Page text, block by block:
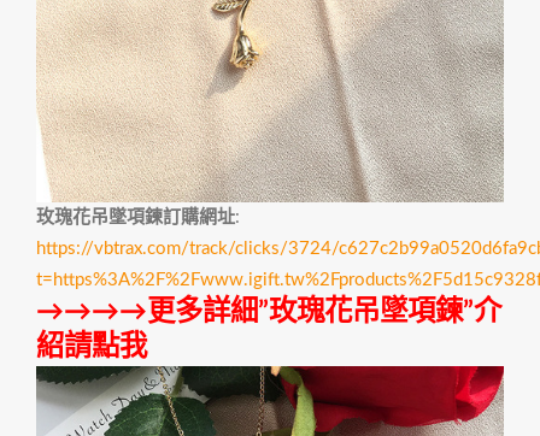
玫瑰花吊墜項鍊訂購網址:
https://vbtrax.com/track/clicks/3724/
→→→→更多詳細”玫瑰花吊墜項鍊”介
紹請點我